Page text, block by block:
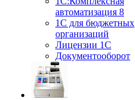
автоматизация 8
1С для бюджетных
организаций
Лицензии 1С
Документооборот